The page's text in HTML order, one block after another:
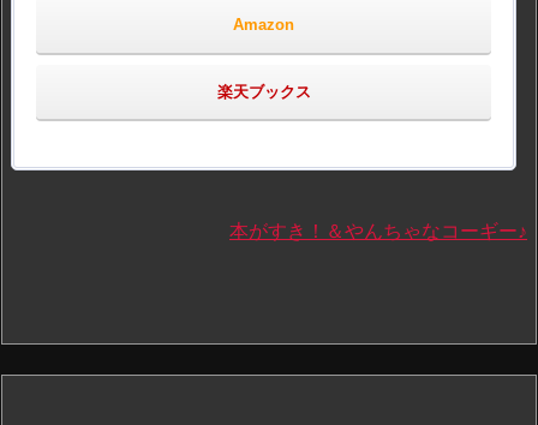
Amazon
楽天ブックス
本がすき！＆やんちゃなコーギー♪